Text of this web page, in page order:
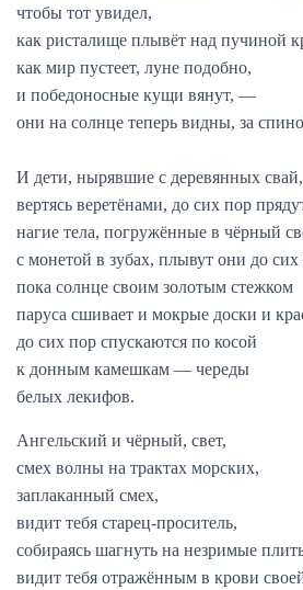
чтобы тот увидел,
как ристалище плывёт над пучиной
как мир пустеет, луне подобно,
и победоносные кущи вянут, —
они на солнце теперь видны, за
И дети, нырявшие с деревянных свай,
вертясь веретёнами, до сих пор
нагие тела, погружённые в чёрный
с монетой в зубах, плывут они до сих
пока солнце своим золотым стежком
паруса сшивает и мокрые доски и
до сих пор спускаются по косой
к донным камешкам — череды
белых лекифов.
Ангельский и чёрный, свет,
смех волны на трактах морских,
заплаканный смех,
видит тебя старец-проситель,
собираясь шагнуть на незримые
видит тебя отражённым в крови